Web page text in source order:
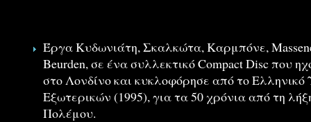
Έργα Κυδωνιάτη, Σκαλκώτα, Καρμπόνε,
Beurden, σε ένα συλλεκτικό Compact Disc που
στο Λονδίνο και κυκλοφόρησε από το Ελληνικό
Εξωτερικών (1995), για τα 50 χρόνια από τη
Πολέμου.